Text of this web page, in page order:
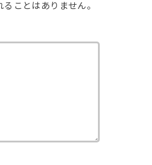
ことはありません。